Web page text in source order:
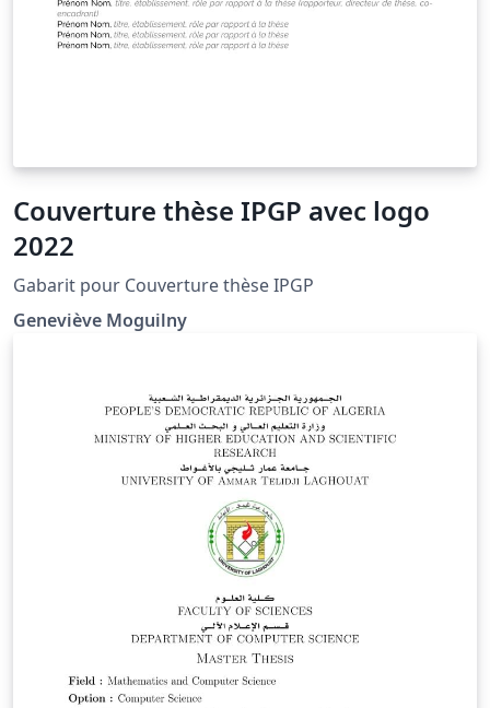
Couverture thèse IPGP avec logo
2022
Gabarit pour Couverture thèse IPGP
Geneviève Moguilny